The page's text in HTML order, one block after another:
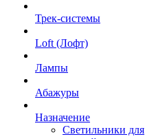
Трек-системы
Loft (Лофт)
Лампы
Абажуры
Назначение
Светильники для